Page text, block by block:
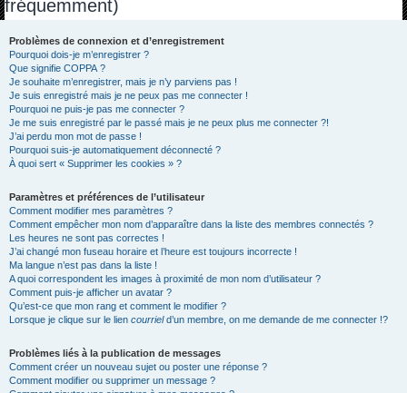
fréquemment)
Problèmes de connexion et d’enregistrement
Pourquoi dois-je m’enregistrer ?
Que signifie COPPA ?
Je souhaite m’enregistrer, mais je n’y parviens pas !
Je suis enregistré mais je ne peux pas me connecter !
Pourquoi ne puis-je pas me connecter ?
Je me suis enregistré par le passé mais je ne peux plus me connecter ?!
J’ai perdu mon mot de passe !
Pourquoi suis-je automatiquement déconnecté ?
À quoi sert « Supprimer les cookies » ?
Paramètres et préférences de l’utilisateur
Comment modifier mes paramètres ?
Comment empêcher mon nom d’apparaître dans la liste des membres connectés ?
Les heures ne sont pas correctes !
J’ai changé mon fuseau horaire et l’heure est toujours incorrecte !
Ma langue n’est pas dans la liste !
A quoi correspondent les images à proximité de mon nom d’utilisateur ?
Comment puis-je afficher un avatar ?
Qu’est-ce que mon rang et comment le modifier ?
Lorsque je clique sur le lien courrield’un membre, on me demande de me connecter !?
Problèmes liés à la publication de messages
Comment créer un nouveau sujet ou poster une réponse ?
Comment modifier ou supprimer un message ?